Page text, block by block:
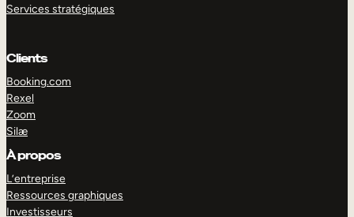
Services stratégiques
Clients
Booking.com
Rexel
Zoom
Silæ
À propos
L’entreprise
Ressources graphiques
Investisseurs